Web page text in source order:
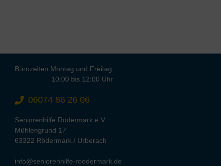
Bürozeiten Montag und Freitag
10:00 bis 12:00 Uhr
06074 86 26 06
Seniorenhilfe Rödermark e.V.
Mühlengrund 17
63322 Rödermark / Urberach
info@seniorenhilfe-roedermark.de